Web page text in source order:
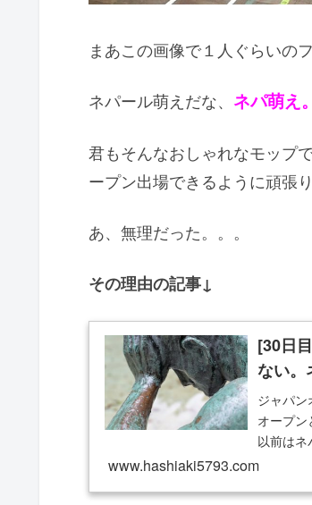
まあこの画像で１人ぐらいの
ネパール萌えだな、 ネパ萌え。
君もそんなおしゃれなモップ
ープン出場できるように頑張り
あ、無理だった。。。
その理由の記事↓
[30日
ない。
ジャパ
オープン
以前は
www.hashiaki5793.com